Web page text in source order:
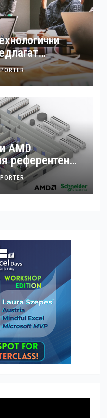
AMD
референтен
Helios за
фабрики